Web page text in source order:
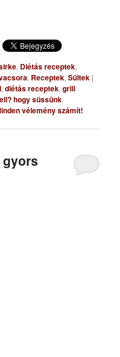
, Diétás receptek,
, Receptek,Sültek |
,diétás receptek,grill
hogy süssünk
vélemény számít!